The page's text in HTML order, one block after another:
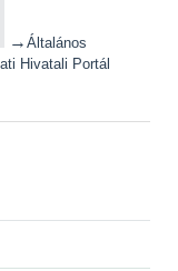
→ Általános
Hivatali Portál